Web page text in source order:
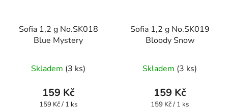
Sofia 1,2 g No.SK018
Blue Mystery
Skladem (3 ks)
159 Kč
Měrná
159 Kč / 1 ks
Sofia 1,2 g No.SK019
Bloody Snow
Skladem (3 ks)
159 Kč
Měrná
159 Kč / 1 ks